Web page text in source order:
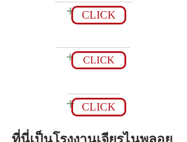
+ CLICK
+ CLICK
+ CLICK